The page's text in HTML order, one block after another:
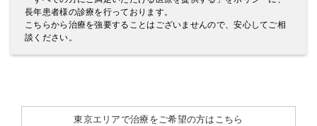
長年患者様の診療を行っております。
こちらから治療を強要することはございませんので、安心してご相
談ください。
東京エリアで治療をご希望の方はこちら